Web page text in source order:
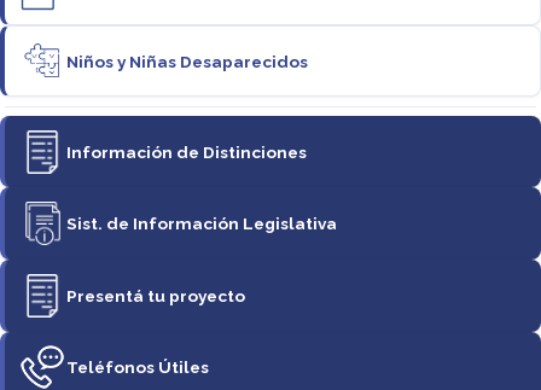
Niños y Niñas Desaparecidos
Información de Distinciones
Sist. de Información Legislativa
Presentá tu proyecto
Teléfonos Útiles